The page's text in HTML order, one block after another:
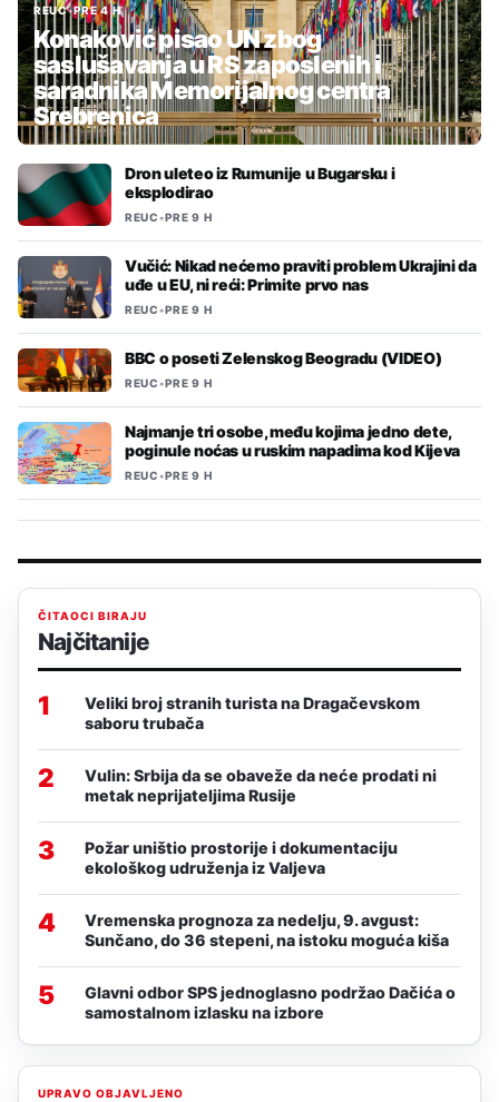
REUC•PRE 4 H
Konaković pisao UN zbog
saslušavanja u RS zaposlenih i
saradnika Memorijalnog centra
Srebrenica
Dron uleteo iz Rumunije u Bugarsku i
eksplodirao
REUC•PRE 9 H
Vučić: Nikad nećemo praviti problem Ukrajini da
uđe u EU, ni reći: Primite prvo nas
REUC•PRE 9 H
BBC o poseti Zelenskog Beogradu (VIDEO)
REUC•PRE 9 H
Najmanje tri osobe, među kojima jedno dete,
poginule noćas u ruskim napadima kod Kijeva
REUC•PRE 9 H
ČITAOCI BIRAJU
Najčitanije
1
Veliki broj stranih turista na Dragačevskom
saboru trubača
2
Vulin: Srbija da se obaveže da neće prodati ni
metak neprijateljima Rusije
3
Požar uništio prostorije i dokumentaciju
ekološkog udruženja iz Valjeva
4
Vremenska prognoza za nedelju, 9. avgust:
Sunčano, do 36 stepeni, na istoku moguća kiša
5
Glavni odbor SPS jednoglasno podržao Dačića o
samostalnom izlasku na izbore
UPRAVO OBJAVLJENO